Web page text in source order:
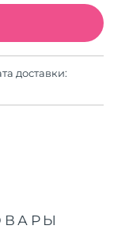
доставки: